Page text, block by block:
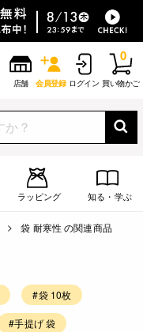
店舗 会員登録 ログイン 買い物かご
0
ラッピング 知る・学ぶ
袋 耐寒性 の関連商品
#袋 10枚
#手提げ 袋